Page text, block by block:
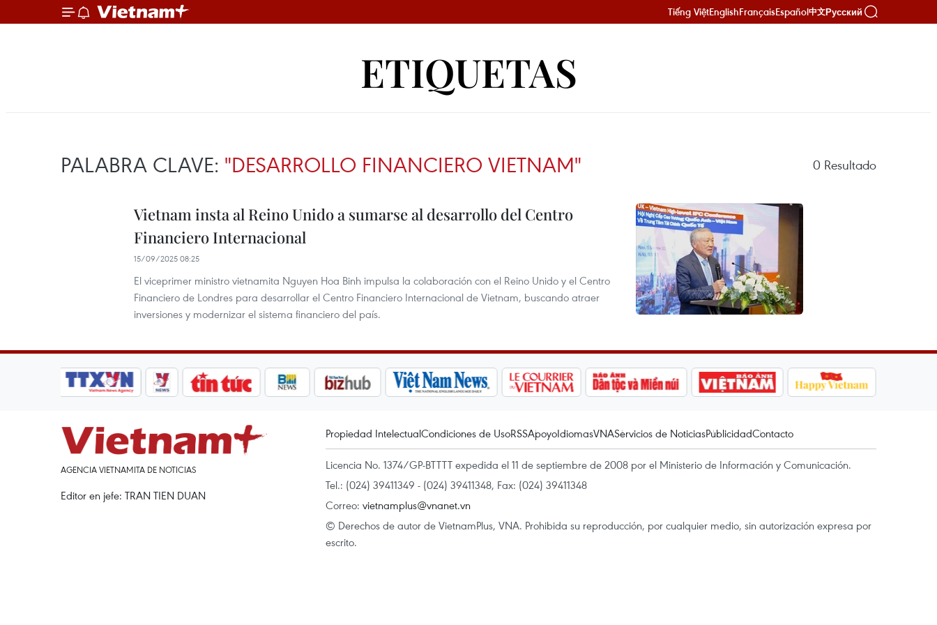
Tiếng ViệtEnglishFrançaisEspañol中文Русский
ETIQUETAS
PALABRA CLAVE: "DESARROLLO FINANCIERO VIETNAM" 0 Resultado
Vietnam insta al Reino Unido a sumarse al desarrollo del Centro
Financiero Internacional
15/09/2025 08:25
El viceprimer ministro vietnamita Nguyen Hoa Binh impulsa la colaboración con el Reino Unido y el Centro
Financiero de Londres para desarrollar el Centro Financiero Internacional de Vietnam, buscando atraer
inversiones y modernizar el sistema financiero del país.
AGENCIA VIETNAMITA DE NOTICIAS
Editor en jefe: TRAN TIEN DUAN
Propiedad IntelectualCondiciones de UsoRSSApoyoIdiomasVNAServicios de NoticiasPublicidadContacto
Licencia No. 1374/GP-BTTTT expedida el 11 de septiembre de 2008 por el Ministerio de Información y Comunicación.
Tel.: (024) 39411349 - (024) 39411348, Fax: (024) 39411348
Correo: vietnamplus@vnanet.vn
© Derechos de autor de VietnamPlus, VNA. Prohibida su reproducción, por cualquier medio, sin autorización expresa por
escrito.